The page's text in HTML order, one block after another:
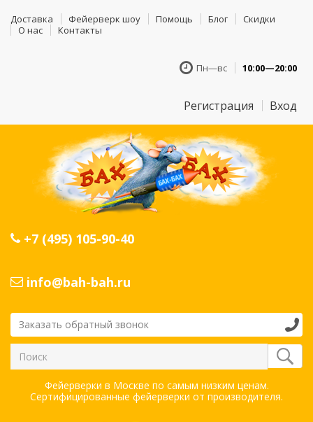
Доставка Фейерверк шоу Помощь Блог
Скидки
О нас
Контакты
Пн—вс 10:00—20:00
Регистрация Вход
+7 (495) 105-90-40
info@bah-bah.ru
Заказать обратный звонок
Фейерверки в Москве по самым низким ценам.
Сертифицированные фейерверки от производителя.